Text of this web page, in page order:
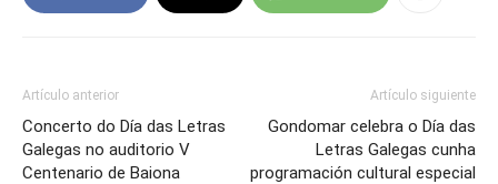
Artículo anterior
Concerto do Día das Letras
Galegas no auditorio V
Centenario de Baiona
Artículo siguiente
Gondomar celebra o Día das
Letras Galegas cunha
programación cultural especial